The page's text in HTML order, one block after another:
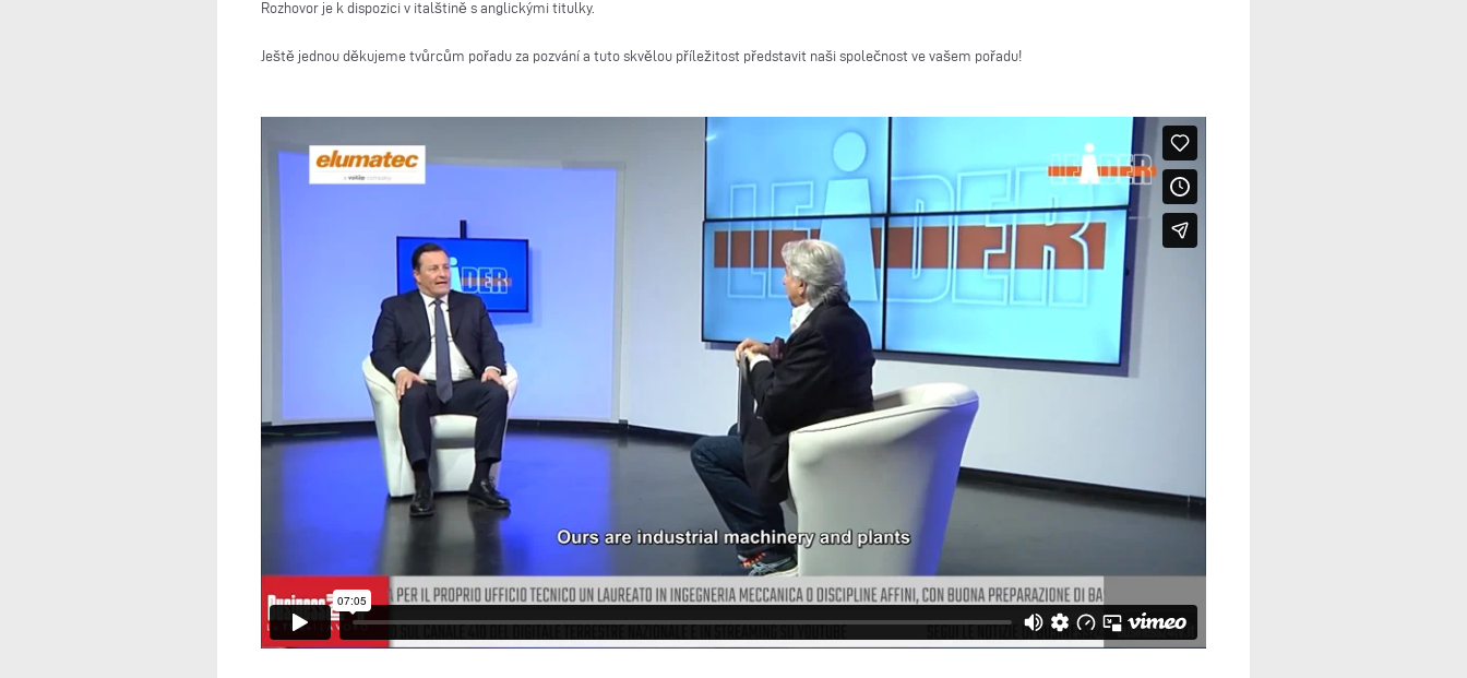
Rozhovor je k dispozici v italštině s anglickými titulky.
Ještě jednou děkujeme tvůrcům pořadu za pozvání a tuto skvělou příležitost představit naši společnost ve vašem pořadu!